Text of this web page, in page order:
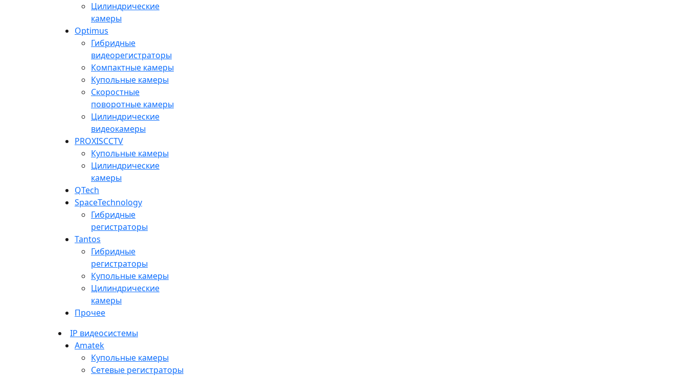
Цилиндрические
камеры
Optimus
Гибридные
видеорегистраторы
Компактные камеры
Купольные камеры
Скоростные
поворотные камеры
Цилиндрические
видеокамеры
PROXISCCTV
Купольные камеры
Цилиндрические
камеры
QTech
SpaceTechnology
Гибридные
регистраторы
Tantos
Гибридные
регистраторы
Купольные камеры
Цилиндрические
камеры
Прочее
IP видеосистемы
Amatek
Купольные камеры
Сетевые регистраторы